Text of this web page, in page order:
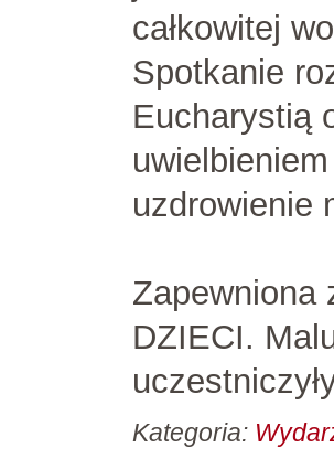
całkowitej
Spotkanie
Eucharystią
uzdrowienie
Zapewniona
DZIECI.
Kategoria: